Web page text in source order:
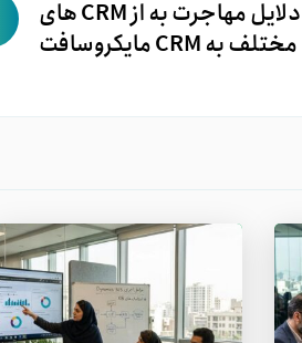
دلایل مهاجرت به از CRM های
مختلف به CRM مایکروسافت